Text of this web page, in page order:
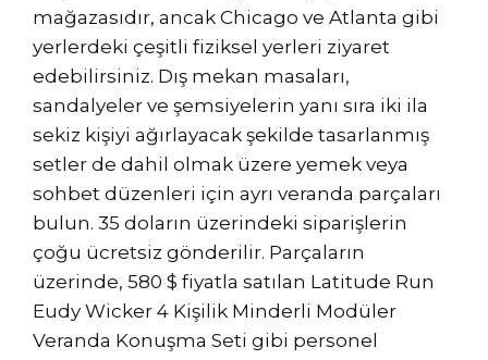
mağazasıdır, ancak Chicago ve Atlanta gibi
yerlerdeki çeşitli fiziksel yerleri ziyaret
edebilirsiniz. Dış mekan masaları,
sandalyeler ve şemsiyelerin yanı sıra iki ila
sekiz kişiyi ağırlayacak şekilde tasarlanmış
setler de dahil olmak üzere yemek veya
sohbet düzenleri için ayrı veranda parçaları
bulun. 35 doların üzerindeki siparişlerin
çoğu ücretsiz gönderilir. Parçaların
üzerinde, 580 $ fiyatla satılan Latitude Run
Eudy Wicker 4 Kişilik Minderli Modüler
Veranda Konuşma Seti gibi personel